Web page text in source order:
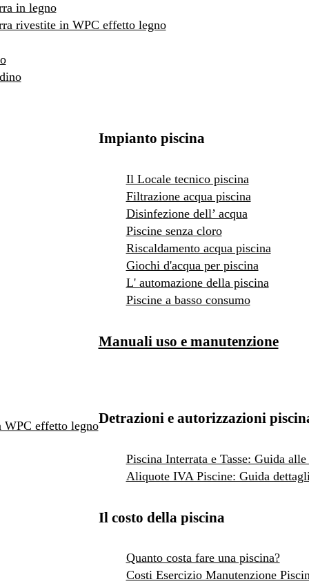
in legno
rivestite in WPC effetto legno
effetto legno
Impianto piscina
Il Locale tecnico piscina
Filtrazione acqua piscina
Disinfezione dell’ acqua
Piscine senza cloro
Riscaldamento acqua piscina
Giochi d'acqua per piscina
L' automazione della piscina
Piscine a basso consumo
Manuali uso e manutenzione
Detrazioni e autorizzazioni
Piscina Interrata e Tasse: Guida
Aliquote IVA Piscine: Guida
Il costo della piscina
Quanto costa fare una piscina?
Costi Esercizio Manutenzione